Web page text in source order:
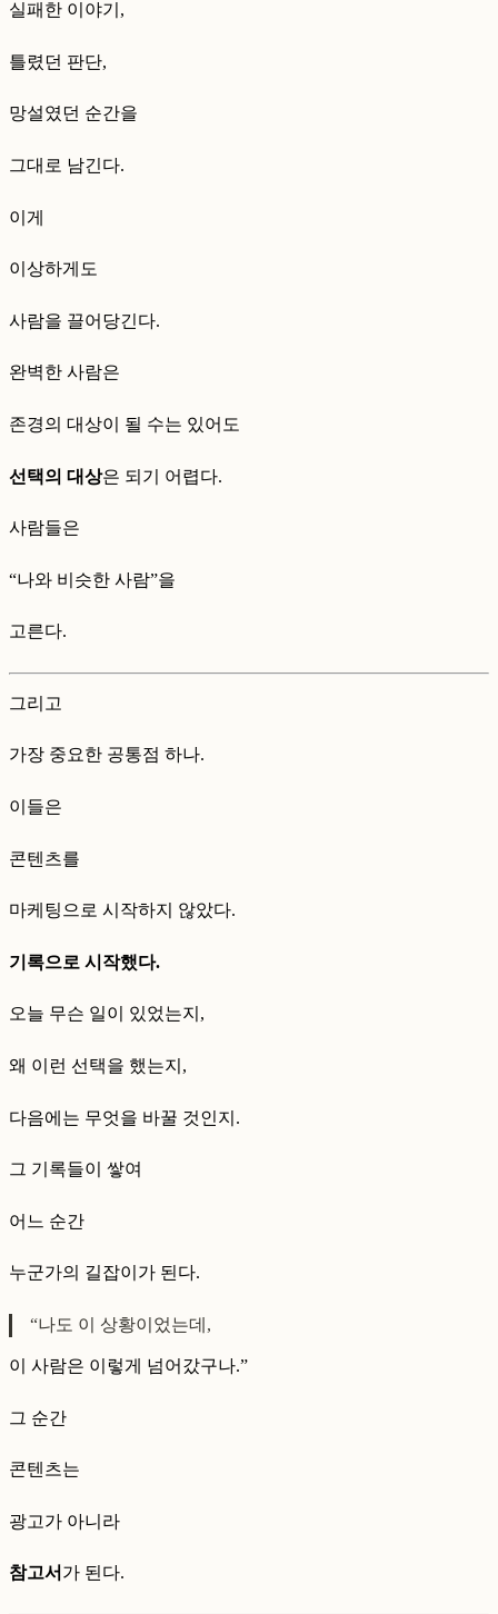
실패한 이야기,
틀렸던 판단,
망설였던 순간을
그대로 남긴다.
이게
이상하게도
사람을 끌어당긴다.
완벽한 사람은
존경의 대상이 될 수는 있어도
선택의 대상은 되기 어렵다.
사람들은
“나와 비슷한 사람”을
고른다.
그리고
가장 중요한 공통점 하나.
이들은
콘텐츠를
마케팅으로 시작하지 않았다.
기록으로 시작했다.
오늘 무슨 일이 있었는지,
왜 이런 선택을 했는지,
다음에는 무엇을 바꿀 것인지.
그 기록들이 쌓여
어느 순간
누군가의 길잡이가 된다.
“나도 이 상황이었는데,
이 사람은 이렇게 넘어갔구나.”
그 순간
콘텐츠는
광고가 아니라
참고서 가 된다.